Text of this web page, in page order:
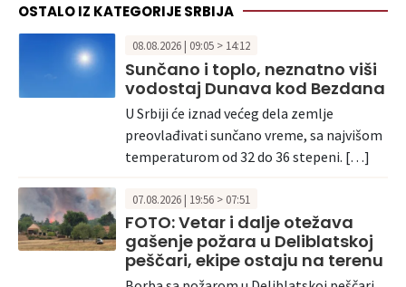
OSTALO IZ KATEGORIJE SRBIJA
08.08.2026 | 09:05 > 14:12
Sunčano i toplo, neznatno viši
vodostaj Dunava kod Bezdana
U Srbiji će iznad većeg dela zemlje
preovlađivati sunčano vreme, sa najvišom
temperaturom od 32 do 36 stepeni. […]
07.08.2026 | 19:56 > 07:51
FOTO: Vetar i dalje otežava
gašenje požara u Deliblatskoj
peščari, ekipe ostaju na terenu